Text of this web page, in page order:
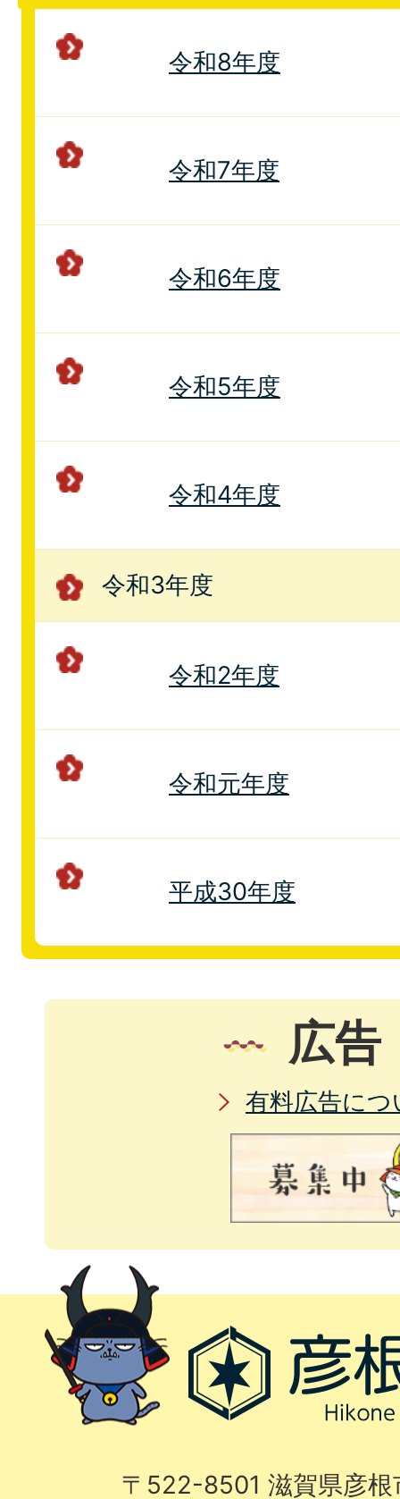
令和8年度
令和7年度
令和6年度
令和5年度
令和4年度
令和3年度
令和2年度
令和元年度
平成30年度
広告
有料広告につ
〒522-8501 滋賀県彦